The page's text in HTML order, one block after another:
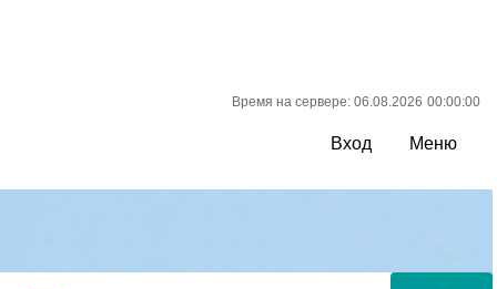
Время на сервере: 06.08.2026 00:00:00
Вход Меню